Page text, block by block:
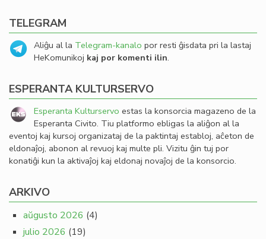
TELEGRAM
Aliĝu al la Telegram-kanalo por resti ĝisdata pri la lastaj
HeKomunikoj kaj por komenti ilin.
ESPERANTA KULTURSERVO
Esperanta Kulturservo estas la konsorcia magazeno de la
Esperanta Civito. Tiu platformo ebligas la aliĝon al la
eventoj kaj kursoj organizataj de la paktintaj establoj, aĉeton de
eldonaĵoj, abonon al revuoj kaj multe pli. Vizitu ĝin tuj por
konatiĝi kun la aktivaĵoj kaj eldonaj novaĵoj de la konsorcio.
ARKIVO
aŭgusto 2026 (4)
julio 2026 (19)